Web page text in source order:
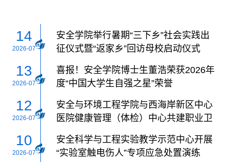
14
2026-07
安全学院举行暑期“三下乡”社会实践出
征仪式暨“返家乡”回访母校启动仪式
13
2026-07
喜报！安全学院博士生董浩荣获2026年
度“中国大学生自强之星”荣誉
12
2026-07
安全与环境工程学院与西海岸新区中心
医院健康管理（体检）中心共建职业卫
10
2026-07
安全科学与工程实验教学示范中心开展
“实验室触电伤人”专项应急处置演练